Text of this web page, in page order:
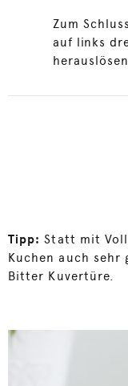
Zum
auf links
Tipp: Statt mit
Kuchen auch sehr
Bitter Kuvertüre.